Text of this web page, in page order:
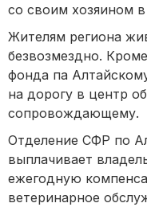
со своим хозяином
Жителям региона
безвозмездно.
фонда па
на дорогу в центр
сопровождающему.
Отделение СФР по
выплачивает
ежегодную
ветеринарное